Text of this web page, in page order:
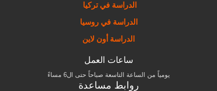
الدراسة في تركيا
الدراسة في روسيا
الدراسة أون لاين
ساعات العمل
يومياً من الساعة التاسعة صباحاً حتى ال6 مساءً
روابط مساعدة